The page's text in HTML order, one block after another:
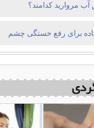
مرواريد كدامند؟
برای رفع خستگی چشم